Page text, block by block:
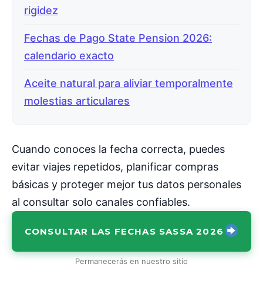
rigidez
Fechas de Pago State Pension 2026:
calendario exacto
Aceite natural para aliviar temporalmente
molestias articulares
Cuando conoces la fecha correcta, puedes
evitar viajes repetidos, planificar compras
básicas y proteger mejor tus datos personales
al consultar solo canales confiables.
CONSULTAR LAS FECHAS SASSA 2026
Permanecerás en nuestro sitio